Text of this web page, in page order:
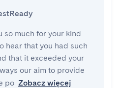
so much for your kind
hear that you had such
that it exceeded your
our aim to provide
po Zobacz więcej